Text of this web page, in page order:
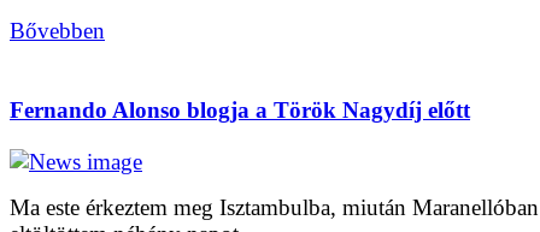
Bővebben
Fernando Alonso blogja a Török Nagydíj előtt
Ma este érkeztem meg Isztambulba, miután Maranellóban